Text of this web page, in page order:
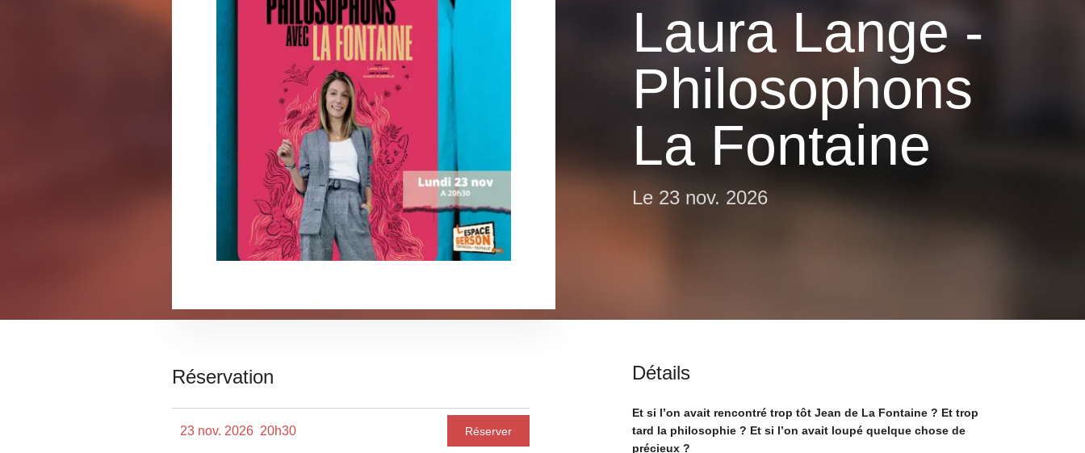
Laura Lange -
Philosophons
La Fontaine
Le 23 nov. 2026
Réservation
23 nov. 2026 20h30 Réserver
Détails
Et si l’on avait rencontré trop tôt Jean de La Fontaine ? Et trop
tard la philosophie ? Et si l’on avait loupé quelque chose de
précieux ?